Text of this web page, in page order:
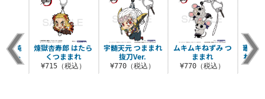
宇髄天元 つままれ
抜刀Ver.
¥770（税込）
ムキムキねずみ つ
ままれ
¥770（税込）
竈門
れ 鬼
弥純
ート
込）
煉獄杏寿郎 はたら
くつままれ
¥715（税込）